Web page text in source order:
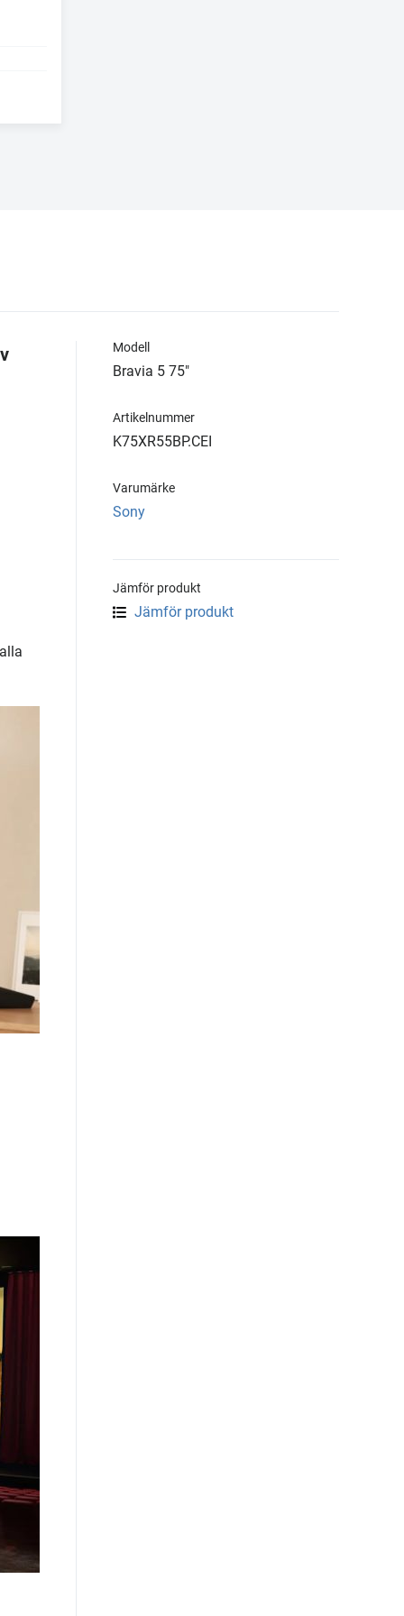
Modell
Bravia 5 75"
Artikelnummer
K75XR55BP.CEI
Varumärke
Sony
Jämför produkt
Jämför produkt